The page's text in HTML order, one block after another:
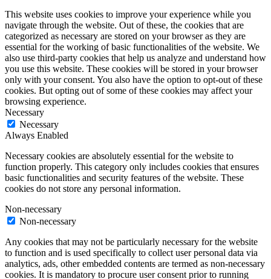
This website uses cookies to improve your experience while you
navigate through the website. Out of these, the cookies that are
categorized as necessary are stored on your browser as they are
essential for the working of basic functionalities of the website. We
also use third-party cookies that help us analyze and understand how
you use this website. These cookies will be stored in your browser
only with your consent. You also have the option to opt-out of these
cookies. But opting out of some of these cookies may affect your
browsing experience.
Necessary
Necessary
Always Enabled
Necessary cookies are absolutely essential for the website to
function properly. This category only includes cookies that ensures
basic functionalities and security features of the website. These
cookies do not store any personal information.
Non-necessary
Non-necessary
Any cookies that may not be particularly necessary for the website
to function and is used specifically to collect user personal data via
analytics, ads, other embedded contents are termed as non-necessary
cookies. It is mandatory to procure user consent prior to running